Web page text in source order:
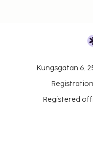
Kungsgatan 6,
Registered